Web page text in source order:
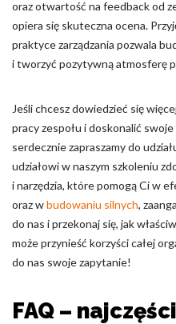
oraz otwartość na feedback od
opiera się skuteczna ocena.
praktyce zarządzania pozwala
i tworzyć pozytywną atmosferę
Jeśli chcesz dowiedzieć się
pracy zespołu i doskonalić
serdecznie zapraszamy do
udziałowi w naszym szkoleniu
i narzędzia, które pomogą Ci w
oraz wbudowaniu silnych,
do nas i przekonaj się, jak
może przynieść korzyści całej
do nas swoje zapytanie!
FAQ –